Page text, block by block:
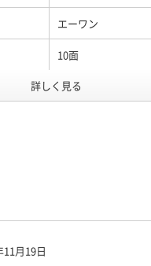
エーワン
10面
トプリ
ープリ
プリン
ット
ー機、
ンタ、
インクジェット（染
料・顔料）、レーザー、
料）、レーザー、コピ
詳しく見る
11月19日